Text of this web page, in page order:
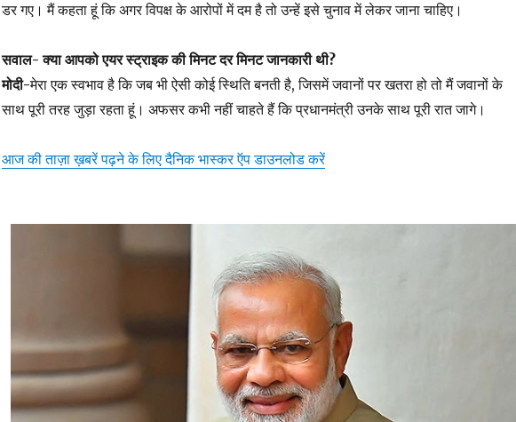
डर गए। मैं कहता हूं कि अगर विपक्ष के आरोपों में दम है तो उन्हें इसे चुनाव में लेकर जाना चाहिए।
सवाल- क्या आपको एयर स्ट्राइक की मिनट दर मिनट जानकारी थी?
मोदी-मेरा एक स्वभाव है कि जब भी ऐसी कोई स्थिति बनती है, जिसमें जवानों पर खतरा हो तो मैं जवानों के
साथ पूरी तरह जुड़ा रहता हूं। अफसर कभी नहीं चाहते हैं कि प्रधानमंत्री उनके साथ पूरी रात जागे।
आज की ताज़ा ख़बरें पढ़ने के लिए दैनिक भास्कर ऍप डाउनलोड करें